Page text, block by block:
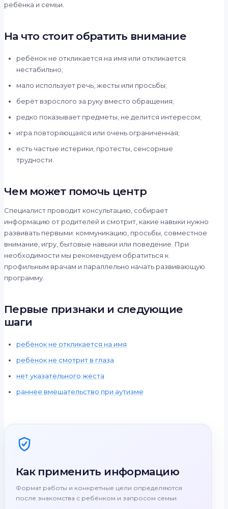
ребёнка и семьи.
На что стоит обратить внимание
ребёнок не откликается на имя или откликается
нестабильно;
мало использует речь, жесты или просьбы;
берёт взрослого за руку вместо обращения;
редко показывает предметы, не делится интересом;
игра повторяющаяся или очень ограниченная;
есть частые истерики, протесты, сенсорные
трудности.
Чем может помочь центр
Специалист проводит консультацию, собирает
информацию от родителей и смотрит, какие навыки нужно
развивать первыми: коммуникацию, просьбы, совместное
внимание, игру, бытовые навыки или поведение. При
необходимости мы рекомендуем обратиться к
профильным врачам и параллельно начать развивающую
программу.
Первые признаки и следующие
шаги
ребёнок не откликается на имя
ребёнок не смотрит в глаза
нет указательного жеста
раннее вмешательство при аутизме
Как применить информацию
Формат работы и конкретные цели определяются
после знакомства с ребёнком и запросом семьи.